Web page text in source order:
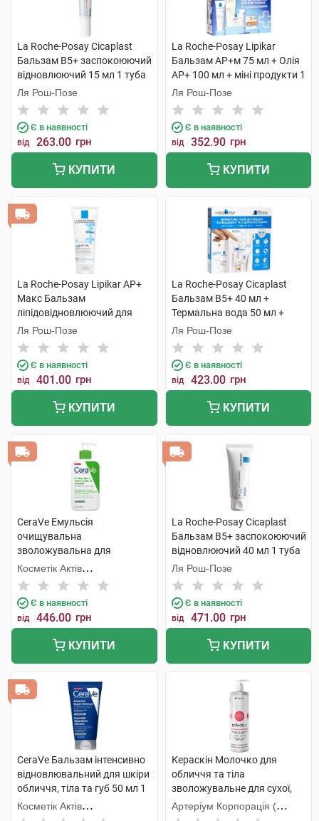
La Roche-Posay Cicaplast
Бальзам B5+ заспокоюючий
відновлюючий 15 мл 1 туба
Ля Рош-Позе
Є в наявності
від 263.00 грн
КУПИТИ
La Roche-Posay Lipikar
Бальзам AP+м 75 мл + Олія
AP+ 100 мл + міні продукти 1
набір
Ля Рош-Позе
Є в наявності
від 352.90 грн
КУПИТИ
La Roche-Posay Lipikar АР+
Макс Бальзам
ліпідовідновлюючий для
сухої атопічної шкіри
обличчя і тіла 75 мл 1 туба
Ля Рош-Позе
Є в наявності
від 401.00 грн
КУПИТИ
La Roche-Posay Cicaplast
Бальзам B5+ 40 мл +
Термальна вода 50 мл +
Lipikar Syndet AP+ Крем-гель
15 мл + AntheliosUVA 400 1
набір
Ля Рош-Позе
Є в наявності
від 423.00 грн
КУПИТИ
CeraVe Емульсія
очищувальна
зволожувальна для
нормальної і сухої шкіри
обличчя і тіла 236 мл 1
флакон
Косметік Актів
Інтернаціональ
Є в наявності
від 446.00 грн
КУПИТИ
La Roche-Posay Cicaplast
Бальзам B5+ заспокоюючий
відновлюючий 40 мл 1 туба
Ля Рош-Позе
Є в наявності
від 471.00 грн
КУПИТИ
CeraVe Бальзам інтенсивно
відновлювальний для шкіри
обличчя, тіла та губ 50 мл 1
туба
Косметік Актів
Кераскін Молочко для
обличчя та тіла
зволожувальне для сухої,
чутливої та схильної до
атопії шкіри 400 мл 1 флакон
Артеріум Корпорація (